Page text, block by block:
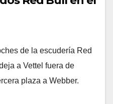
de la escudería Red
a Vettel fuera de
plaza a Webber.